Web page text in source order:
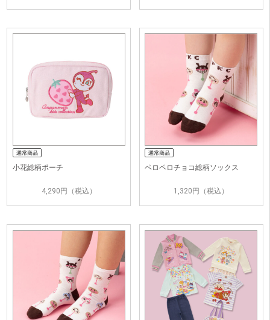
小花総柄ポーチ
4,290円（税込）
ペロペロチョコ総柄ソックス
1,320円（税込）